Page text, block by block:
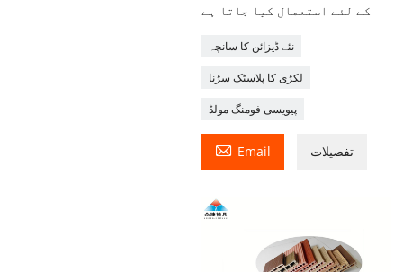
کے لئے استعمال کیا جاتا ہے
نئے ڈیزائن کا سانچہ
لکڑی کا پلاسٹک سڑنا
پیویسی فومنگ مولڈ
 Email تفصیلات